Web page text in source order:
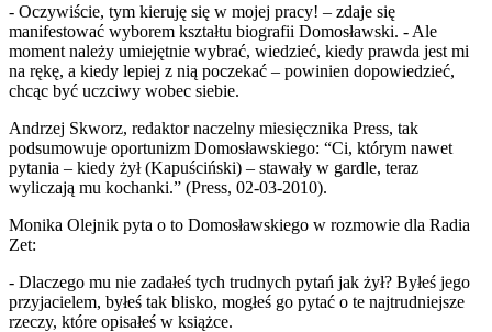
- Oczywiście, tym kieruję się w mojej pracy! – zdaje się
manifestować wyborem kształtu biografii Domosławski. - Ale
moment należy umiejętnie wybrać, wiedzieć, kiedy prawda jest mi
na rękę, a kiedy lepiej z nią poczekać – powinien dopowiedzieć,
chcąc być uczciwy wobec siebie.
Andrzej Skworz, redaktor naczelny miesięcznika Press, tak
podsumowuje oportunizm Domosławskiego: “Ci, którym nawet
pytania – kiedy żył (Kapuściński) – stawały w gardle, teraz
wyliczają mu kochanki.” (Press, 02-03-2010).
Monika Olejnik pyta o to Domosławskiego w rozmowie dla Radia
Zet:
- Dlaczego mu nie zadałeś tych trudnych pytań jak żył? Byłeś jego
przyjacielem, byłeś tak blisko, mogłeś go pytać o te najtrudniejsze
rzeczy, które opisałeś w książce.